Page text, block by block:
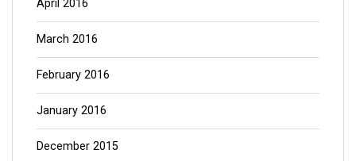
April 2016
March 2016
February 2016
January 2016
December 2015